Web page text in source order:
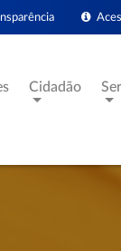
Cidadão